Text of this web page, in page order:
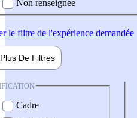
Non renseignée
le filtre de l'expérience demandée
Plus De Filtres
Cadre